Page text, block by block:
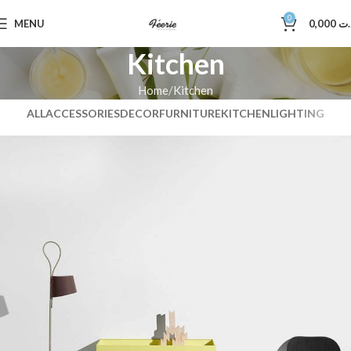
MENU 0
Kitchen
Home Kitchen
ALLACCESSORIESDECORFURNITUREKITCHENLIGHTING